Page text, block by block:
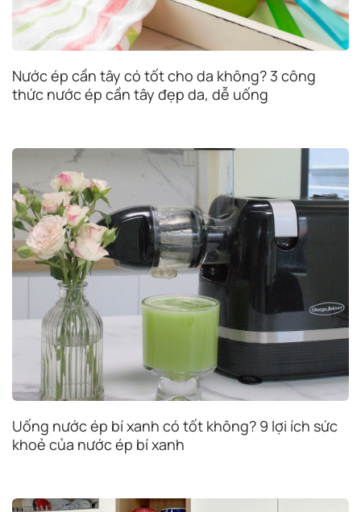
Nước ép cần tây có tốt cho da không? 3 công
thức nước ép cần tây đẹp da, dễ uống
Uống nước ép bí xanh có tốt không? 9 lợi ích sức
khoẻ của nước ép bí xanh